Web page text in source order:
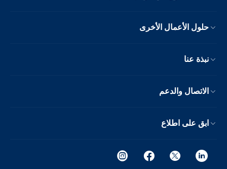
حلول الأعمال الأخرى
نبذة عنا
الاتصال والدعم
ابق على اطلاع